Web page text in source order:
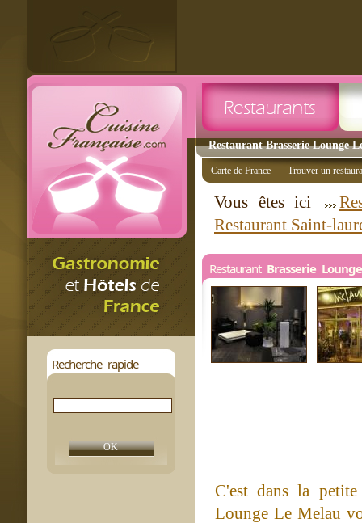
Restaurant Brasserie Lounge
Recherche rapide
Carte de France Trouver un
Vous êtes ici
Restaurant Saint-
Restaurant Brasserie
C'est dans la
Lounge Le Melau